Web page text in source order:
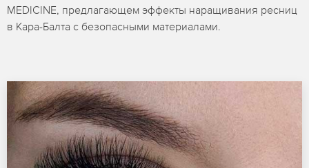
MEDICINE, предлагающем эффекты наращивания ресниц
в Кара-Балта с безопасными материалами.